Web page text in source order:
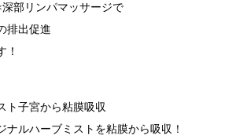
部リンパマッサージで
排出促進
！
ト子宮から粘膜吸収
ナルハーブミストを粘膜から吸収！